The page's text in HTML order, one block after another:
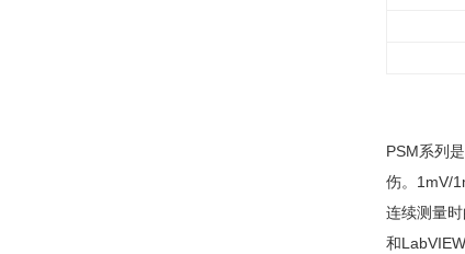
PSM系列
伤。1mV/
连续测量
和